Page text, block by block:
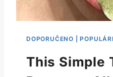
This Simple